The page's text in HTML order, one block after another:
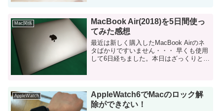
Mac関係
MacBook Air(2018)を5日間使っ
てみた感想
最近は新しく購入したMacBook Airのネ
タばかりですいません・・・ 早くも使用
して6日経ちました。本日はざっくりとし
AppleWatch
AppleWatch6でMacのロック解
除ができない！